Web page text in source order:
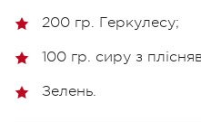
200 гр. Геркулесу;
100 гр. сиру з
Зелень.